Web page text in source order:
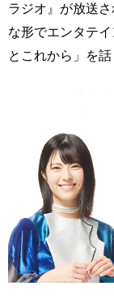
ラジオ』が放送
な形でエンタテ
とこれから」を話